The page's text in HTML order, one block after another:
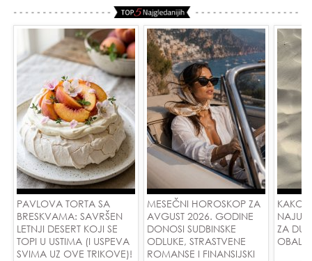
PAVLOVA TORTA SA
BRESKVAMA: SAVRŠEN
LETNJI DESERT KOJI SE
TOPI U USTIMA (I USPEVA
SVIMA UZ OVE TRIKOVE)!
MESEČNI HOROSKOP ZA
AVGUST 2026. GODINE
DONOSI SUDBINSKE
ODLUKE, STRASTVENE
ROMANSE I FINANSIJSKI
KAKO
ZA